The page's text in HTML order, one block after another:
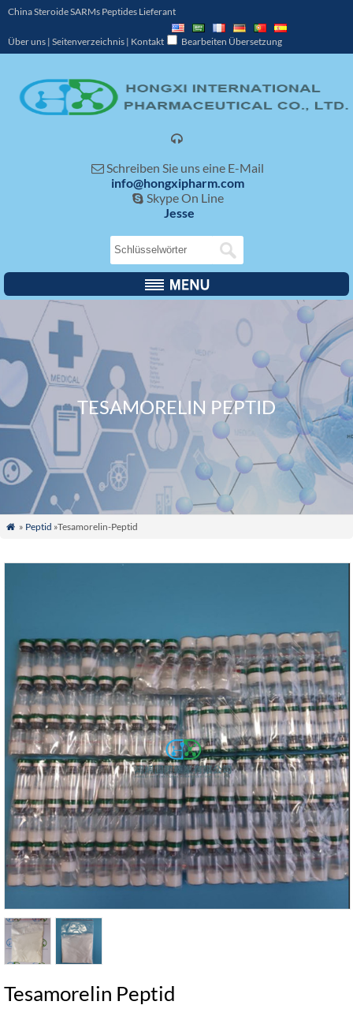
China Steroide SARMs Peptides Lieferant
Über uns | Seitenverzeichnis | Kontakt Bearbeiten Übersetzung

Schreiben Sie uns eine E-Mail
info@hongxipharm.com
 Skype On Line
Jesse
TESAMORELIN PEPTID
 » Peptid »Tesamorelin-Peptid
Tesamorelin Peptid